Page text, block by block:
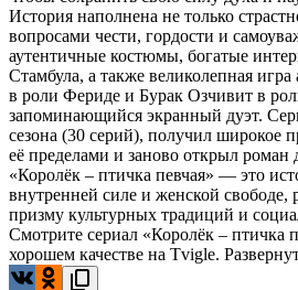
История наполнена не только
вопросами чести, гордости и
аутентичные костюмы, богатые
Стамбула, а также великолепная
в роли Фериде и Бурак Озчивит в
запоминающийся экранный дуэт.
сезона (30 серий), получил широкое
её пределами и заново открыл роман
«Королёк – птичка певчая» — это
внутренней силе и женской свободе,
призму культурных традиций и
Смотрите сериал «Королёк – птичка
хорошем качестве на Tvigle.